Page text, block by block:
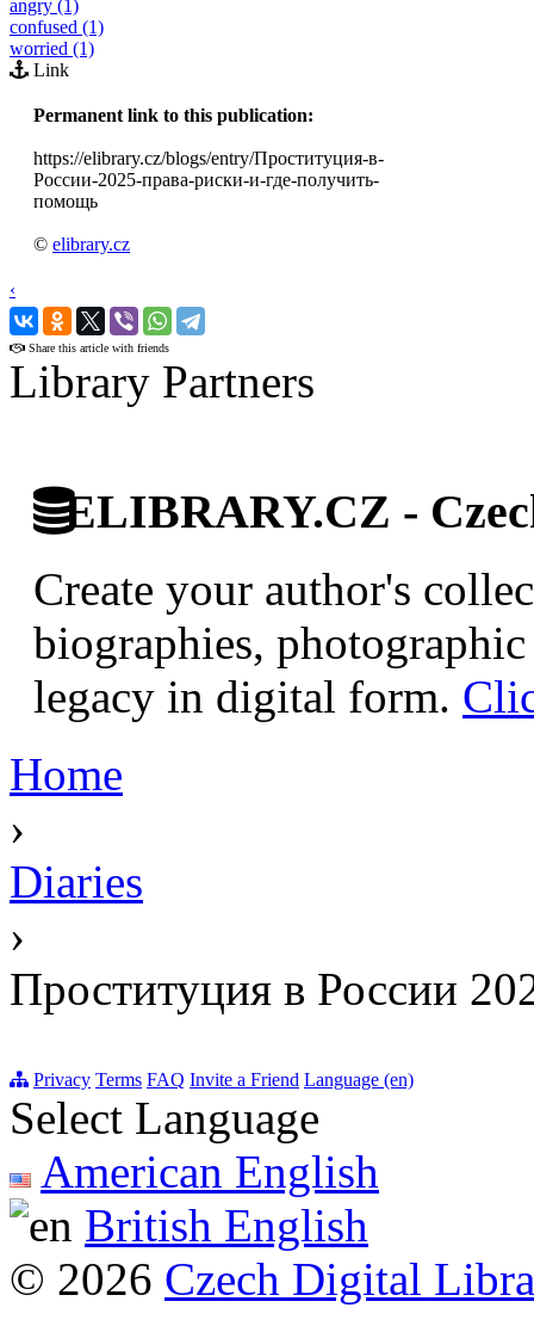
angry (1)
confused (1)
worried (1)
Link
Permanent link to this publication:
https://elibrary.cz/blogs/entry/Проституция-в-
России-2025-права-риски-и-где-получить-
помощь
© elibrary.cz
‹
›
Share this article with friends
Library Partners
ELIBRARY.CZ -
Create your author's
biographies,
legacy in digital form.
Home
›
Diaries
›
Проституция в России
Privacy Terms FAQ Invite a Friend Language (en)
Select Language
American English
British English
© 2026 Czech Digital